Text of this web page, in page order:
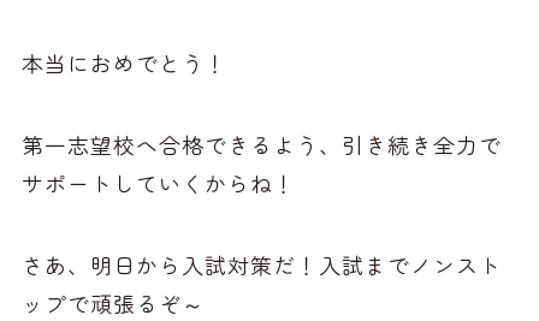
本当におめでとう！
第一志望校へ合格できるよう、引き続き全力で
サポートしていくからね！
さあ、明日から入試対策だ！入試までノンスト
ップで頑張るぞ～